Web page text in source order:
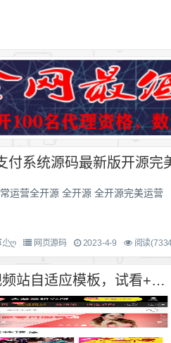
付系统源码最新版开源完
运营全开源 全开源 全开源完美运营
尐ღ 网页源码 2023-4-9 阅读
【含羞草】苹果CMSv10含羞草视频站自适应模板，试看+在线支付